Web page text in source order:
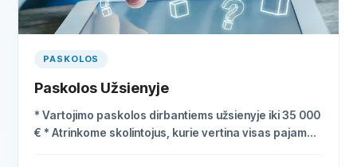
PASKOLOS
Paskolos Užsienyje
* Vartojimo paskolos dirbantiems užsienyje iki 35 000
€ * Atrinkome skolintojus, kurie vertina visas pajamas